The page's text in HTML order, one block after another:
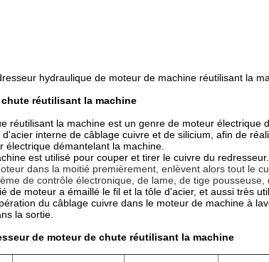
hydraulique de moteur de machine réutilisant la
réutilisant la machine
réutilisant la machine est un genre de moteur
interne de câblage cuivre et de silicium, afin de
démantelant la machine.
est utilisé pour couper et tirer le cuivre du
dans la moitié premièrement, enlèvent alors tout le
de contrôle électronique, de lame, de tige
de moteur a émaillé le fil et la tôle d'acier, et aussi très
du câblage cuivre dans le moteur de machine à
la sortie.
de moteur de chute réutilisant la machine